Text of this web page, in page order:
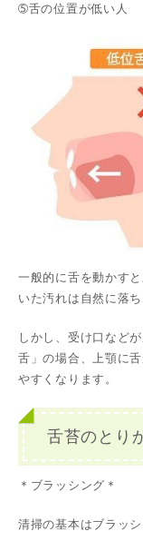
➄舌の位置が低い人
一般的に舌を動かす
いた汚れは自然に落ち
しかし、受け口など
舌」の場合、上顎に
やすくなります。
舌苔のとり
＊ブラッシング＊
清掃の基本はブラッシ